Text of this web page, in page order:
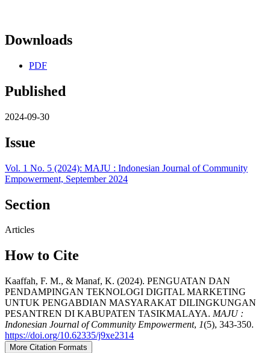
Downloads
PDF
Published
2024-09-30
Issue
Vol. 1 No. 5 (2024): MAJU : Indonesian Journal of Community
Empowerment, September 2024
Section
Articles
How to Cite
Kaaffah, F. M., & Manaf, K. (2024). PENGUATAN DAN
PENDAMPINGAN TEKNOLOGI DIGITAL MARKETING
UNTUK PENGABDIAN MASYARAKAT DILINGKUNGAN
PESANTREN DI KABUPATEN TASIKMALAYA. MAJU :
Indonesian Journal of Community Empowerment, 1(5), 343-350.
https://doi.org/10.62335/j9xe2314
More Citation Formats